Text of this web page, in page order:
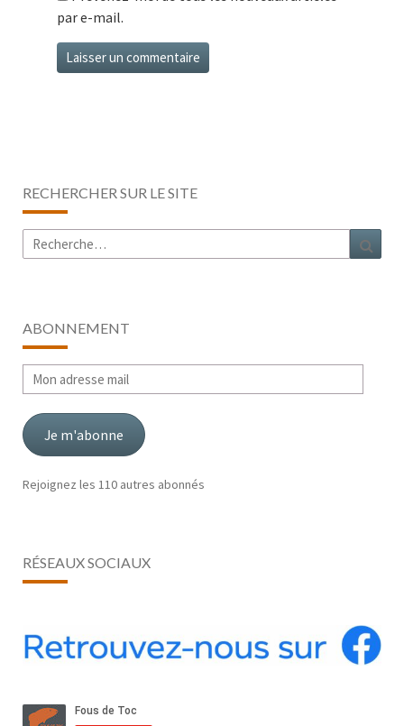
par e-mail.
RECHERCHER SUR LE SITE
Rechercher :
ABONNEMENT
Mon
adresse
mail
Je m'abonne
Rejoignez les 110 autres abonnés
RÉSEAUX SOCIAUX